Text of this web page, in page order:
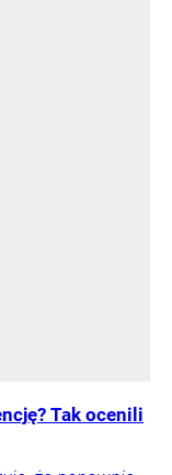
Tak ocenili